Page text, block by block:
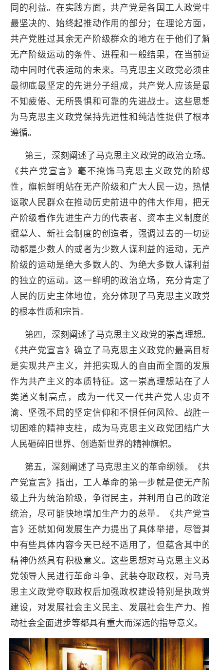
同的利益。在实践方面，共产党是各国工人政党中
最坚决的、始终起推动作用的部分；在理论方面，
共产党胜过其余无产阶级群众的地方在于他们了解
无产阶级运动的条件、进程和一般结果，在当前运
动中同时代表运动的未来。马克思主义政党必须由
最彻底最坚定的先进分子组成，共产党人应该是最
不知疲倦、无所畏惧和可靠的先进战士。这些思想
为马克思主义政党保持先进性和纯洁性提供了根本
遵循。
第三，深刻阐述了马克思主义政党的政治立场。
《共产党宣言》毫不掩饰马克思主义政党的阶级
性，旗帜鲜明站在无产阶级和广大人民一边，热情
讴歌人民群众在推动历史前进中的伟大作用，把无
产阶级看作先进生产力的代表者、资本主义制度的
掘墓人、新社会制度的创造者，强调过去的一切运
动都是少数人的或者为少数人谋利益的运动，无产
阶级的运动是绝大多数人的、为绝大多数人谋利益
的独立的运动。这一鲜明的政治立场，充分肯定了
人民的历史主体地位，充分体现了马克思主义政党
的根本性质和宗旨。
第四，深刻阐述了马克思主义政党的崇高理想。
《共产党宣言》确立了马克思主义政党的最高目标
是实现共产主义，并把实现人的自由而全面的发展
作为共产主义的本质特征。这一崇高理想站在了人
类道义制高点，成为一代又一代共产党人忠贞不
渝、坚强不屈的坚定信仰和不惧任何风险、战胜一
切困难的精神支柱，成为马克思主义政党团结广大
人民砸碎旧世界、创造新世界的精神旗帜。
第五，深刻阐述了马克思主义的革命纲领。《共
产党宣言》指出，工人革命的第一步就是使无产阶
级上升为统治阶级，争得民主，并利用自己的政治
统治，尽可能快地增加生产力的总量。《共产党宣
言》还就如何发展生产力提出了具体举措，尽管其
中有些具体内容今天已经不适用了，但蕴含其中的
精神仍然具有积极意义。这些思想对马克思主义政
党领导人民进行革命斗争、武装夺取政权，对马克
思主义政党夺取政权后加强政权建设特别是执政党
建设，对发展社会主义民主、发展社会生产力、推
动社会全面进步等都具有重大而深远的指导意义。